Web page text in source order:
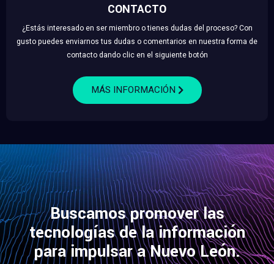
CONTACTO
¿Estás interesado en ser miembro o tienes dudas del proceso? Con
gusto puedes enviarnos tus dudas o comentarios en nuestra forma de
contacto dando clic en el siguiente botón
MÁS INFORMACIÓN
Buscamos promover las
tecnologías de la información
para impulsar a Nuevo León.